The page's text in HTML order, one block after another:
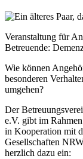
Veranstaltung für
Betreuende:
Wie können
besonderen
umgehen?
Der
e.V. gibt im
in Kooperation mit
Gesellschaften
herzlich dazu ein: